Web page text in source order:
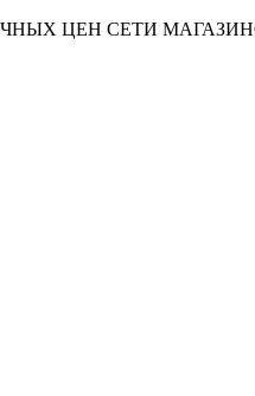
ЦЕН СЕТИ